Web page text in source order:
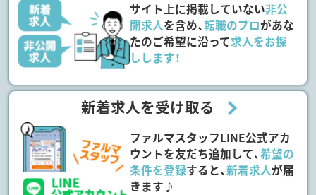
サイト上に掲載していない非公
開求人を含め、転職のプロがあな
たのご希望に沿って求人をお探
しします！
新着求人を受け取る
ファルマスタッフLINE公式アカ
ウントを友だち追加して、希望の
条件を登録すると、新着求人が届
きます♪